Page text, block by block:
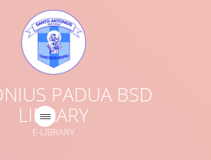
PADUA BSD
LIBRARY
E-LIBRARY